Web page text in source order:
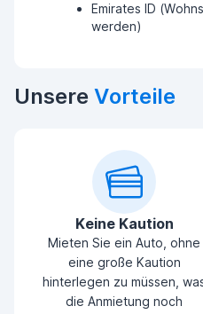
Emirates ID
werden)
Unsere Vorteile
Keine Kaution
Mieten Sie ein Auto, ohne
eine große Kaution
hinterlegen zu müssen,
die Anmietung noch